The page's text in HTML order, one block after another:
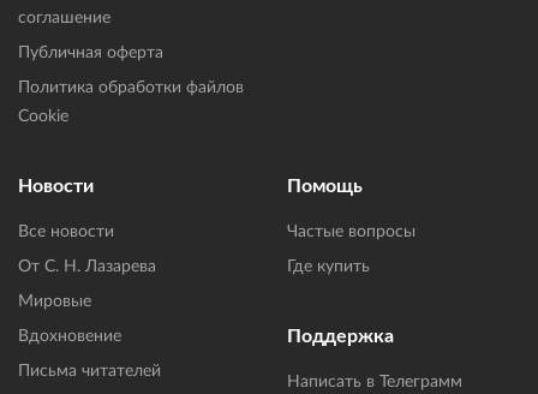
соглашение
Публичная оферта
Политика обработки файлов
Cookie
Новости
Все новости
От С. Н. Лазарева
Мировые
Вдохновение
Письма читателей
Помощь
Частые вопросы
Где купить
Поддержка
Написать в Телеграмм